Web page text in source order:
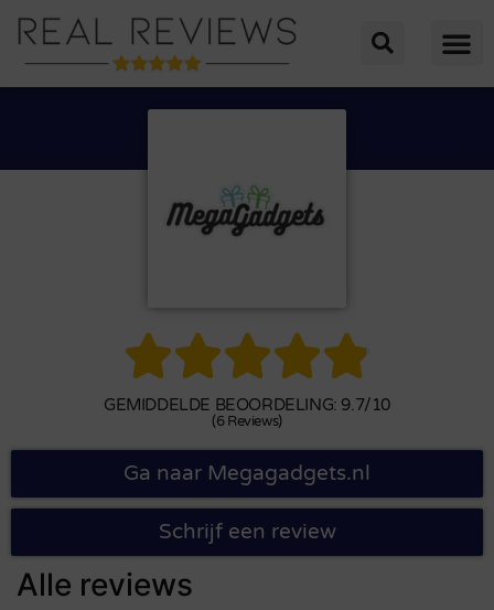

GEMIDDELDE BEOORDELING: 9.7/10
(6 Reviews)
Ga naar Megagadgets.nl
Schrijf een review
Alle reviews